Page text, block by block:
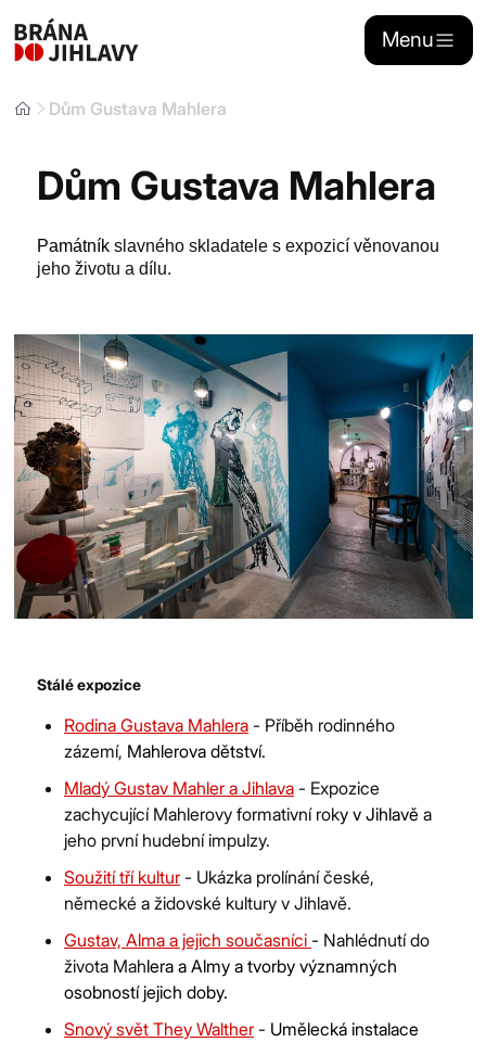
Menu
Stánkový prodej
Kontakty
Portál dojihlavy.cz
Zřizovatelem Brány Jihlavy , příspěvkové organizace je statutární
město Jihlava.
Copyright 2026 Brána Jihlavy, příspěvková organizace.
Dům Gustava Mahlera
Dům Gustava Mahlera
Památník slavného skladatele s expozicí věnovanou
jeho životu a dílu.
Stálé expozice
Rodina Gustava Mahlera - Příběh rodinného
zázemí, Mahlerova dětství.
Mladý Gustav Mahler a Jihlava - Expozice
zachycující Mahlerovy formativní roky v Jihlavě a
jeho první hudební impulzy.
Soužití tří kultur - Ukázka prolínání české,
německé a židovské kultury v Jihlavě.
Gustav, Alma a jejich současníci - Nahlédnutí do
života Mahlera a Almy a tvorby významných
osobností jejich doby.
Snový svět They Walther - Umělecká instalace